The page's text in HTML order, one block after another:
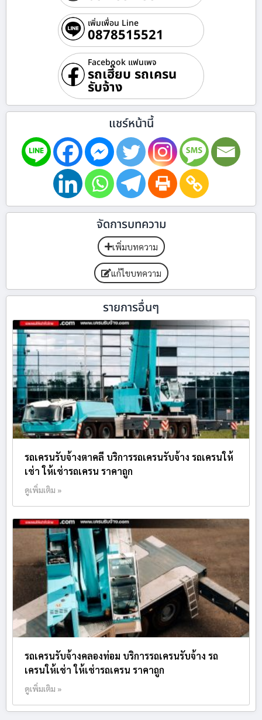
เพิ่มเพื่อน Line
0878515521
Facebook แฟนเพจ
รถเฮี๊ยบ รถเครน
รับจ้าง
แชร์หน้านี้
จัดการบทความ
เพิ่มบทความ
แก้ไขบทความ
รายการอื่นๆ
รถเครนรับจ้างตาคลี บริการรถเครนรับจ้าง รถเครนให้
เช่า ให้เช่ารถเครน ราคาถูก
ดูเพิ่มเติม »
รถเครนรับจ้างคลองท่อม บริการรถเครนรับจ้าง รถ
เครนให้เช่า ให้เช่ารถเครน ราคาถูก
ดูเพิ่มเติม »